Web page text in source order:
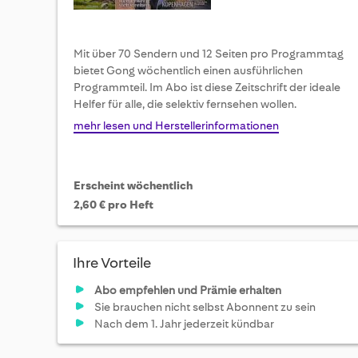
Mit über 70 Sendern und 12 Seiten pro Programmtag
bietet Gong wöchentlich einen ausführlichen
Programmteil. Im Abo ist diese Zeitschrift der ideale
Helfer für alle, die selektiv fernsehen wollen.
mehr lesen und Herstellerinformationen
Erscheint wöchentlich
2,60 € pro Heft
Ihre Vorteile
Abo empfehlen und Prämie erhalten
Sie brauchen nicht selbst Abonnent zu sein
Nach dem 1. Jahr jederzeit kündbar